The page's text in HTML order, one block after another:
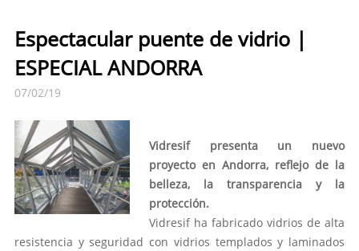
Espectacular puente de vidrio |
ESPECIAL ANDORRA
07/02/19
Vidresif presenta un nuevo
proyecto en Andorra, reflejo de la
belleza, la transparencia y la
protección.
Vidresif ha fabricado vidrios de alta
resistencia y seguridad con vidrios templados y laminados